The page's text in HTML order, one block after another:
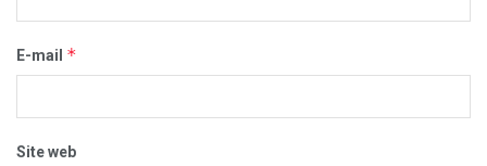
E-mail *
Site web